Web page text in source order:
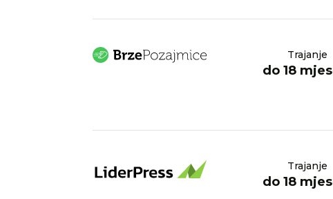
Trajanje
do 18
Trajanje
do 18